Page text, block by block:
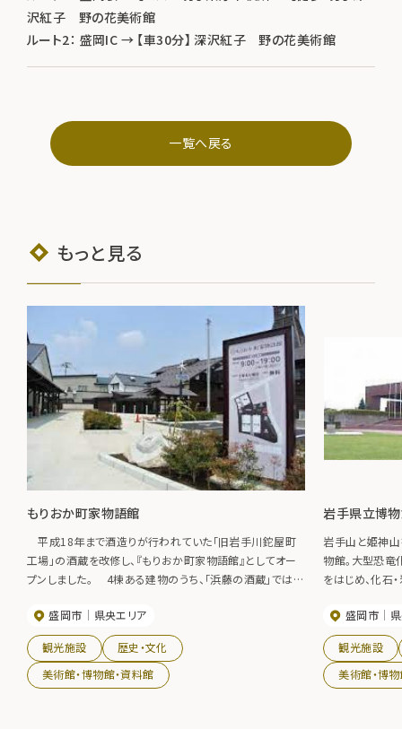
沢紅子 野の花美術館
ルート2： 盛岡IC → 【車30分】 深沢紅子 野の花美術館
一覧へ戻る
もっと見る
もりおか町家物語館
平成18年まで酒造りが行われていた「旧岩手川鉈屋町
工場」の酒蔵を改修し、『もりおか町家物語館』としてオー
プンしました。 4棟ある建物のうち、「浜藤の酒蔵」では、
（蔵と蔵の間を利用した軒下スペース）では、旧岩手川の貴
重な資料展示をご覧いただけるほか、「母屋」には総合案
内所やコミュニティスペースがあり、観光のご案内や美術
展、各種講座などの催しものが行われます。 大正時代に
建てられた酒蔵、大正蔵1階「時空（とき）の商店街」では、
盛岡市 県央エリア
観光施設
歴史・文化
美術館・博物館・資料館
岩手県立博
岩手山と姫神
物館。大型恐
をはじめ、化石
でも岩泉町と
「旧佐々木家住
ずれも国の重要
盛岡市
観光施設
美術館・博